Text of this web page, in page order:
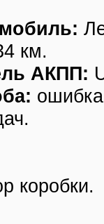
км.
АКПП:
коробки.